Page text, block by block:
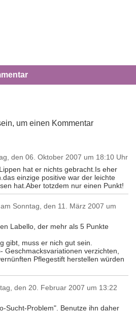
um einen Kommentar
den 06. Oktober 2007 um 18:10 Uhr
hat er nichts gebracht.Is eher
einzige positive war der leichte
hat.Aber totzdem nur einen Punkt!
Sonntag, den 11. März 2007 um
Labello, der mehr als 5 Punkte
gibt, muss er nich gut sein.
Geschmacksvariationen verzichten,
Pflegestift herstellen würden
den 20. Februar 2007 um 13:22
Sucht-Problem". Benutze ihn daher